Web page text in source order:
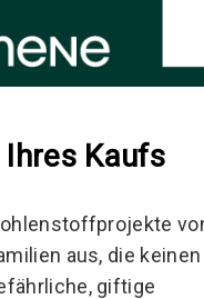
Kaufs
aus, die
giftige